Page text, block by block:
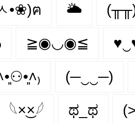
•❀)ฅ 🌥️
≧◉◡◉≦
(─‿‿─)
𓆩×͜×𓆪 ಥ_ಥ